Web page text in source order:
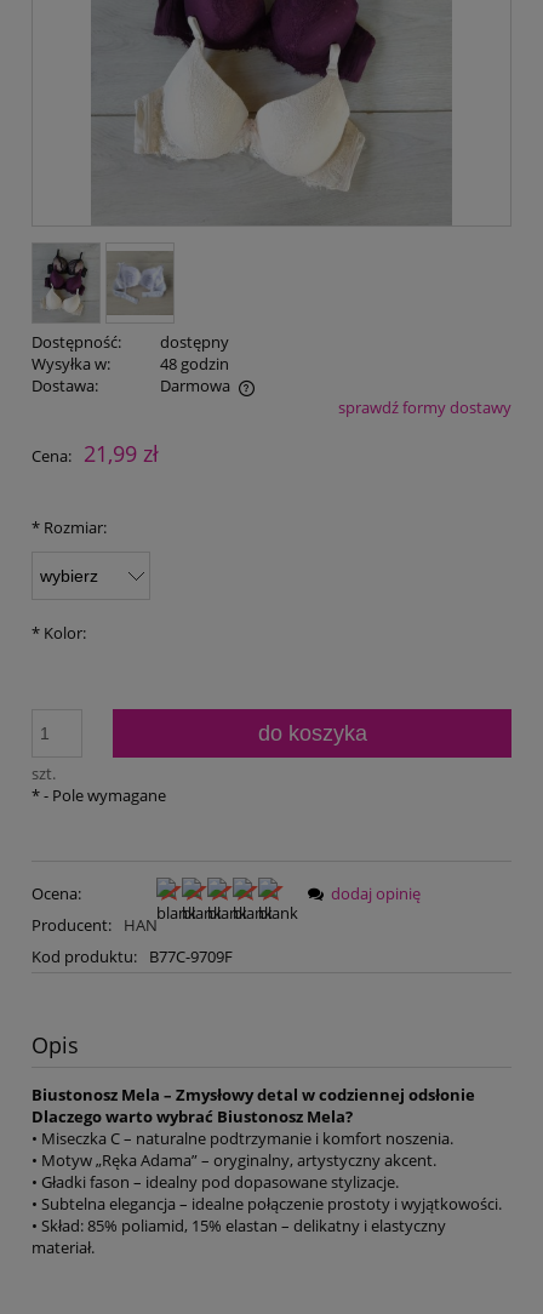
Dostępność:
dostępny
Wysyłka w:
48 godzin
Dostawa:
Darmowa
Cena nie zawiera ewentualnych kosztów płatnościsprawdź formy dostawy
Cena: 21,99 zł
* Rozmiar:
* Kolor:
szt.
do koszyka
*- Pole wymagane
Ocena:
Producent:
HAN
Kod produktu:
B77C-9709F
dodaj opinię
Opis
Biustonosz Mela – Zmysłowy detal w codziennej odsłonie
Dlaczego warto wybrać Biustonosz Mela?
• Miseczka C – naturalne podtrzymanie i komfort noszenia.
• Motyw „Ręka Adama” – oryginalny, artystyczny akcent.
• Gładki fason – idealny pod dopasowane stylizacje.
• Subtelna elegancja – idealne połączenie prostoty i wyjątkowości.
• Skład: 85% poliamid, 15% elastan – delikatny i elastyczny
materiał.